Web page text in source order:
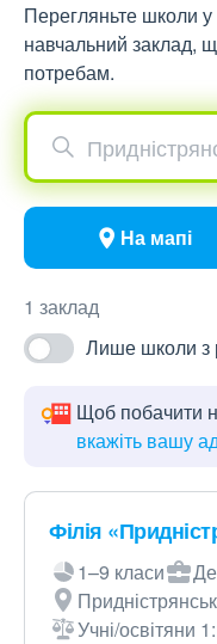
Перегляньте школи у
навчальний заклад,
потребам.
На мапі
1 заклад
Лише школи з
Щоб побачити
вкажіть вашу
Філія
1–9 класи
Учні/освітяни